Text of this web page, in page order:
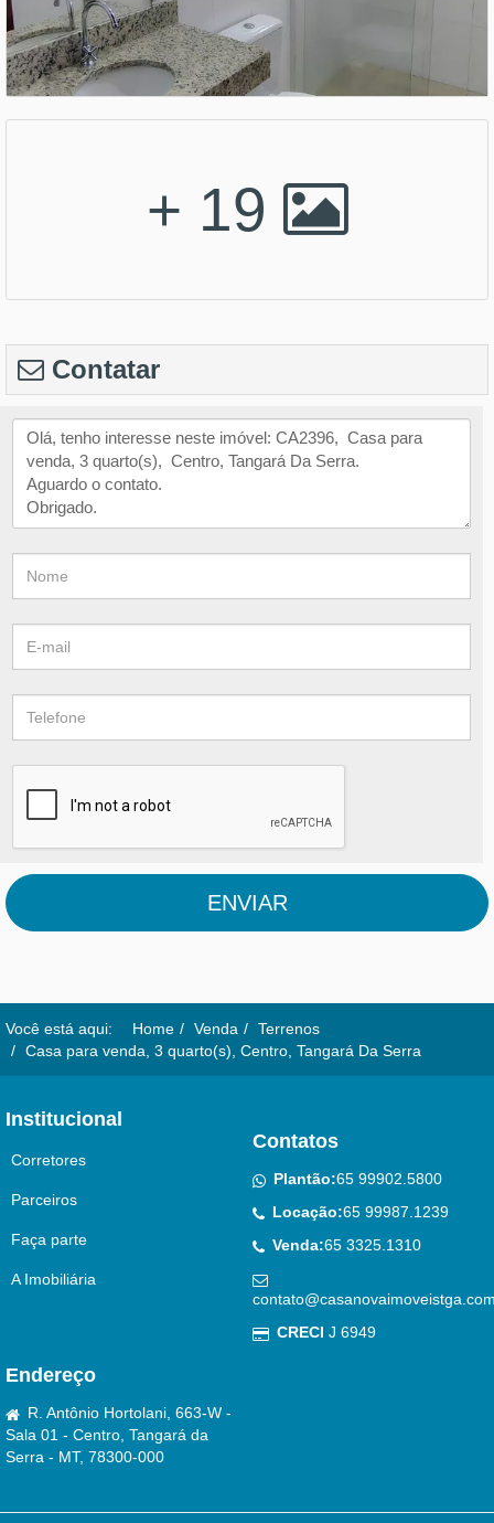
+ 19
Contatar
ENVIAR
Você está aqui: Home Venda
Terrenos
Casa para venda, 3 quarto(s), Centro, Tangará Da Serra
Institucional
Corretores
Parceiros
Faça parte
A Imobiliária
Contatos
Plantão:65 99902.5800
Locação:65 99987.1239
Venda:65 3325.1310
CRECI J 6949
Endereço
R. Antônio Hortolani, 663-W -
Sala 01 - Centro, Tangará da
Serra - MT, 78300-000